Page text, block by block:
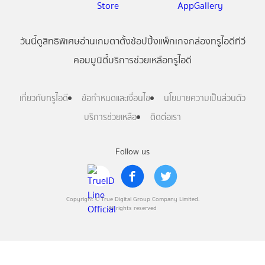
Follow us
Copyright © True Digital Group Company Limited.
All rights reserved
วันนี้ดูสิทธิพิเศษอ่านเกมตาตั้งช้อปปิ้งแพ็กเกจกล่องทรูไอดีทีวี
คอมมูนิตี้บริการช่วยเหลือทรูไอดี
เกี่ยวกับทรูไอดี ข้อกำหนดและเงื่อนไข
นโยบายความเป็นส่วนตัว
บริการช่วยเหลือ
ติดต่อเรา